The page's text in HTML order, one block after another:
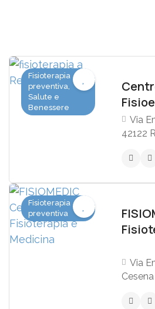
Fisioterapia
preventiva,
Salute e
Benessere
Via
42122
Fisioterapia
preventiva
Via